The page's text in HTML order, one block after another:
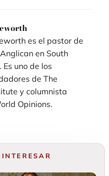
es el pastor de
en South
uno de los
de The
y columnista
Opinions.